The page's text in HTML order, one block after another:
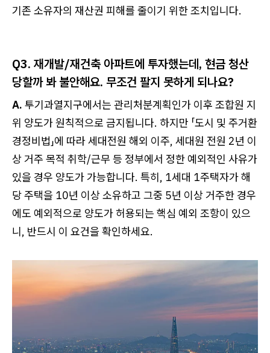
기존 소유자의 재산권 피해를 줄이기 위한 조치입니다.
Q3. 재개발/재건축 아파트에 투자했는데, 현금 청산
당할까 봐 불안해요. 무조건 팔지 못하게 되나요?
A. 투기과열지구에서는 관리처분계획인가 이후 조합원 지
위 양도가 원칙적으로 금지됩니다. 하지만 「도시 및 주거환
경정비법」에 따라 세대전원 해외 이주, 세대원 전원 2년 이
상 거주 목적 취학/근무 등 정부에서 정한 예외적인 사유가
있을 경우 양도가 가능합니다. 특히, 1세대 1주택자가 해
당 주택을 10년 이상 소유하고 그중 5년 이상 거주한 경우
에도 예외적으로 양도가 허용되는 핵심 예외 조항이 있으
니, 반드시 이 요건을 확인하세요.